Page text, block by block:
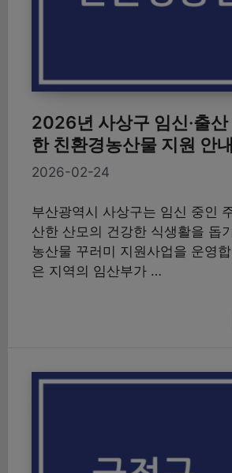
2026년 사상구 임신·출산
한 친환경농산물 지원 안내
2026-02-24
부산광역시 사상구는 임신 중인
산한 산모의 건강한 식생활을 돕
농산물 꾸러미 지원사업을 운영
은 지역의 임산부가 …